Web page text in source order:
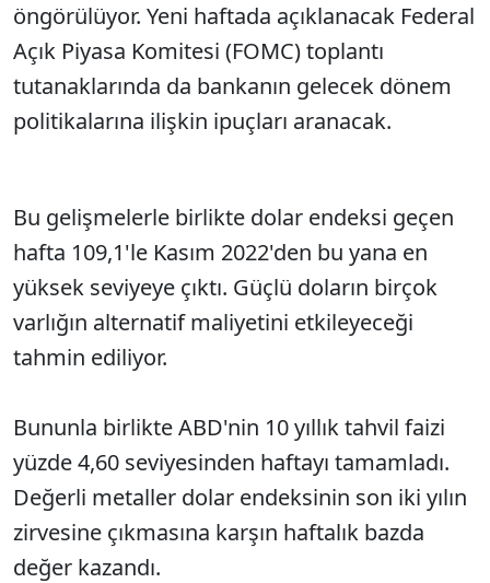
öngörülüyor. Yeni haftada açıklanacak Federal
Açık Piyasa Komitesi (FOMC) toplantı
tutanaklarında da bankanın gelecek dönem
politikalarına ilişkin ipuçları aranacak.
Bu gelişmelerle birlikte dolar endeksi geçen
hafta 109,1'le Kasım 2022'den bu yana en
yüksek seviyeye çıktı. Güçlü doların birçok
varlığın alternatif maliyetini etkileyeceği
tahmin ediliyor.
Bununla birlikte ABD'nin 10 yıllık tahvil faizi
yüzde 4,60 seviyesinden haftayı tamamladı.
Değerli metaller dolar endeksinin son iki yılın
zirvesine çıkmasına karşın haftalık bazda
değer kazandı.